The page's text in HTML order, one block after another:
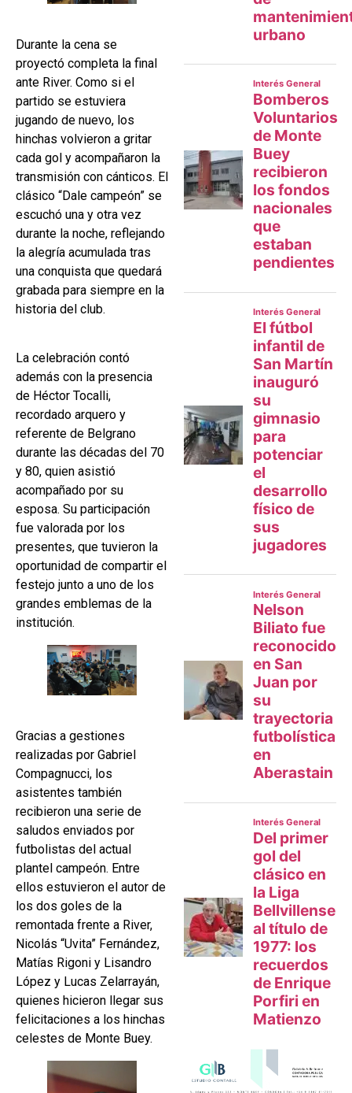
Durante la cena se
proyectó completa la final
ante River. Como si el
partido se estuviera
jugando de nuevo, los
hinchas volvieron a gritar
cada gol y acompañaron la
transmisión con cánticos. El
clásico “Dale campeón” se
escuchó una y otra vez
durante la noche, reflejando
la alegría acumulada tras
una conquista que quedará
grabada para siempre en la
historia del club.
La celebración contó
además con la presencia
de Héctor Tocalli,
recordado arquero y
referente de Belgrano
durante las décadas del 70
y 80, quien asistió
acompañado por su
esposa. Su participación
fue valorada por los
presentes, que tuvieron la
oportunidad de compartir el
festejo junto a uno de los
grandes emblemas de la
institución.
Gracias a gestiones
realizadas por Gabriel
Compagnucci, los
asistentes también
recibieron una serie de
saludos enviados por
futbolistas del actual
plantel campeón. Entre
ellos estuvieron el autor de
los dos goles de la
remontada frente a River,
Nicolás “Uvita” Fernández,
Matías Rigoni y Lisandro
López y Lucas Zelarrayán,
quienes hicieron llegar sus
felicitaciones a los hinchas
celestes de Monte Buey.